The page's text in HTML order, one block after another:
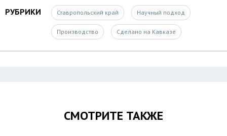
РУБРИКИ Ставропольский край Научный подход
Производство Сделано на Кавказе
СМОТРИТЕ ТАКЖЕ